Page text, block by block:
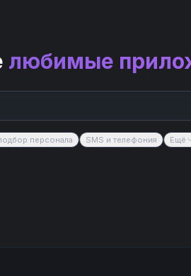
любимые
персонала SMS и телефония Ещё